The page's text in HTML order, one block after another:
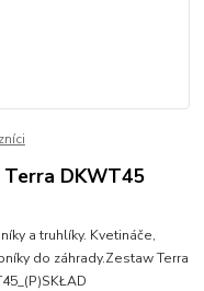
DKWT45
a truhlíky. Kvetináče,
do záhrady.Zestaw Terra